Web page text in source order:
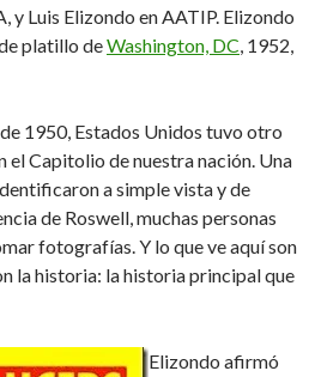
y Luis Elizondo en AATIP. Elizondo
platillo deWashington, DC, 1952,
1950, Estados Unidos tuvo otro
Capitolio de nuestra nación. Una
a simple vista y de
de Roswell, muchas personas
fotografías. Y lo que ve aquí son
la historia: la historia principal que
Elizondo afirmó